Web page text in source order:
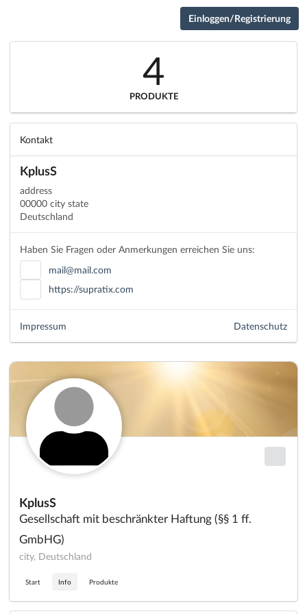
Einloggen/Registrierung
KplusS
Gesellschaft mit beschränkter Haftung (§§ 1 ff.
GmbHG)
city, Deutschland
Start Info Produkte
4
PRODUKTE
Kontakt
KplusS
address
00000 city state
Deutschland
Haben Sie Fragen oder Anmerkungen erreichen Sie uns:
mail@mail.com
https://supratix.com
Datenschutz
Impressum